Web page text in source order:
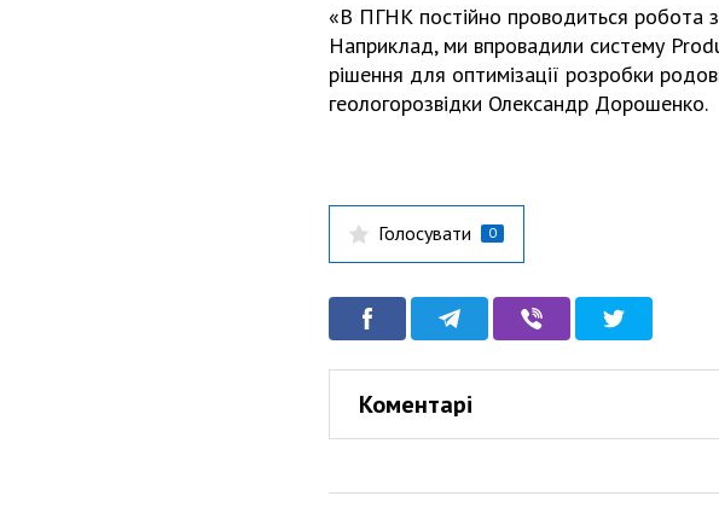
«В ПГНК постійно проводиться робота з
Наприклад, ми впровадили систему
рішення для оптимізації розробки
геологорозвідки Олександр Дорошенко.
Голосувати 0
Коментарі